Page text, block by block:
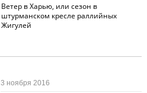
Ветер в Харью, или сезон в
штурманском кресле раллийных
Жигулей
3 ноября 2016